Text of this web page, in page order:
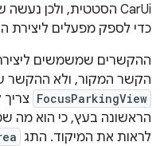
CarUi הסטטית, ולכן נעשה שימוש ב-
כדי לספק מפעלים ליצירת
ההקשרים שמשמשים
הקשר המקור, ולא ההקשר
FocusParkingView
הראשונה בעץ, כי הוא מה
לראות את המיקוד. התג